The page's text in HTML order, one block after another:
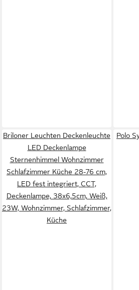
Briloner Leuchten Deckenleuchte
LED Deckenlampe
Sternenhimmel Wohnzimmer
Schlafzimmer Küche 28-76 cm,
LED fest integriert, CCT,
Deckenlampe, 38x6,5cm, Weiß,
23W, Wohnzimmer, Schlafzimmer,
Küche
Polo